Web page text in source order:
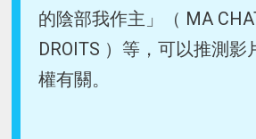
的陰部我作主」（ MA
DROITS ）等，可以推測影
權有關。